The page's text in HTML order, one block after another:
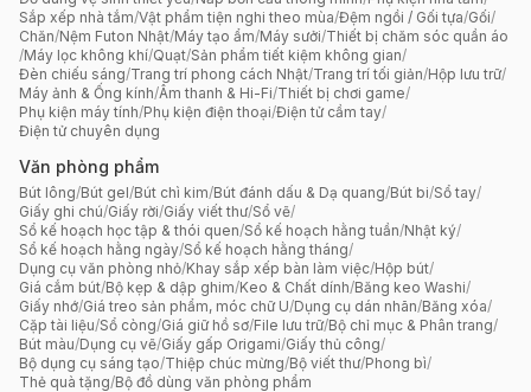
Sắp xếp nhà tắm/Vật phẩm tiện nghi theo mùa/Đệm ngồi / Gối tựa/Gối/
Chăn/Nệm Futon Nhật/Máy tạo ẩm/Máy sưởi/Thiết bị chăm sóc quần áo
/Máy lọc không khí/Quạt/Sản phẩm tiết kiệm không gian/
Đèn chiếu sáng/Trang trí phong cách Nhật/Trang trí tối giản/Hộp lưu trữ/
Máy ảnh & Ống kính/Âm thanh & Hi-Fi/Thiết bị chơi game/
Phụ kiện máy tính/Phụ kiện điện thoại/Điện tử cầm tay/
Điện tử chuyên dụng
Văn phòng phẩm
Bút lông/Bút gel/Bút chì kim/Bút đánh dấu & Dạ quang/Bút bi/Sổ tay/
Giấy ghi chú/Giấy rời/Giấy viết thư/Sổ vẽ/
Sổ kế hoạch học tập & thói quen/Sổ kế hoạch hằng tuần/Nhật ký/
Sổ kế hoạch hằng ngày/Sổ kế hoạch hằng tháng/
Dụng cụ văn phòng nhỏ/Khay sắp xếp bàn làm việc/Hộp bút/
Giá cắm bút/Bộ kẹp & dập ghim/Keo & Chất dính/Băng keo Washi/
Giấy nhớ/Giá treo sản phẩm, móc chữ U/Dụng cụ dán nhãn/Băng xóa/
Cặp tài liệu/Sổ còng/Giá giữ hồ sơ/File lưu trữ/Bộ chỉ mục & Phân trang/
Bút màu/Dụng cụ vẽ/Giấy gấp Origami/Giấy thủ công/
Bộ dụng cụ sáng tạo/Thiệp chúc mừng/Bộ viết thư/Phong bì/
Thẻ quà tặng/Bộ đồ dùng văn phòng phẩm